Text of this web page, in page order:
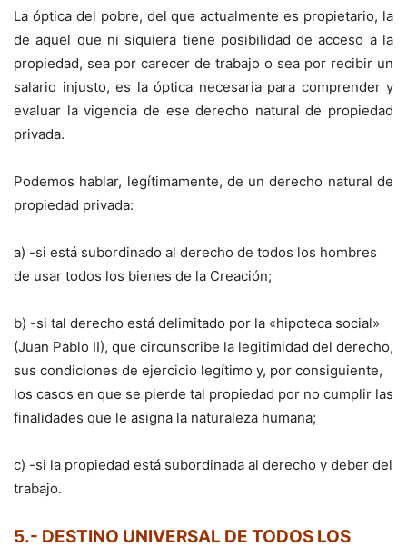
La óptica del pobre, del que actualmente es propietario, la
de aquel que ni siquiera tiene posibilidad de acceso a la
propiedad, sea por carecer de trabajo o sea por recibir un
salario injusto, es la óptica necesaria para comprender y
evaluar la vigencia de ese derecho natural de propiedad
privada.
Podemos hablar, legítimamente, de un derecho natural de
propiedad privada:
a) -si está subordinado al derecho de todos los hombres
de usar todos los bienes de la Creación;
b) -si tal derecho está delimitado por la «hipoteca social»
(Juan Pablo II), que circunscribe la legitimidad del derecho,
sus condiciones de ejercicio legítimo y, por consiguiente,
los casos en que se pierde tal propiedad por no cumplir las
finalidades que le asigna la naturaleza humana;
c) -si la propiedad está subordinada al derecho y deber del
trabajo.
5.- DESTINO UNIVERSAL DE TODOS LOS